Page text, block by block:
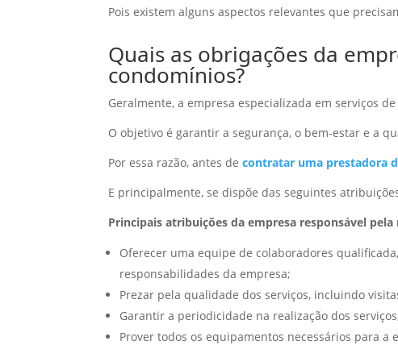
Pois existem alguns aspectos relevantes que
Quais as obrigações da
condomínios?
Geralmente, a empresa especializada em serviços
O objetivo é garantir a segurança, o bem-estar e a
Por essa razão, antes decontratar uma prestadora
E principalmente, se dispõe das seguintes
Principais atribuições da empresa responsável
Oferecer uma equipe de colaboradores
responsabilidades da empresa;
Prezar pela qualidade dos serviços, incluindo
Garantir a periodicidade na realização dos
Prover todos os equipamentos necessários para